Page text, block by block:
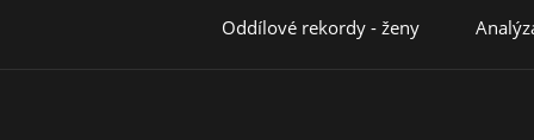
Oddílové rekordy - ženy